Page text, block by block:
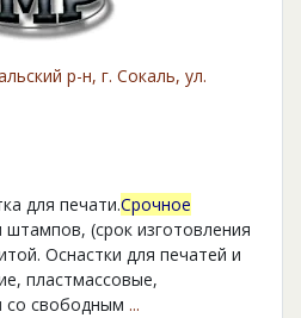
р-н, г. Сокаль, ул.
для печати.Срочное
штампов, (срок изготовления
Оснастки для печатей и
пластмассовые,
со свободным ...